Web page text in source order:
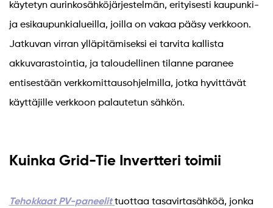
käytetyn aurinkosähköjärjestelmän, erityisesti kaupunki-
ja esikaupunkialueilla, joilla on vakaa pääsy verkkoon.
Jatkuvan virran ylläpitämiseksi ei tarvita kallista
akkuvarastointia, ja taloudellinen tilanne paranee
entisestään verkkomittausohjelmilla, jotka hyvittävät
käyttäjille verkkoon palautetun sähkön.
Kuinka Grid-Tie Invertteri toimii
Tehokkaat PV-paneelittuottaa tasavirtasähköä, jonka